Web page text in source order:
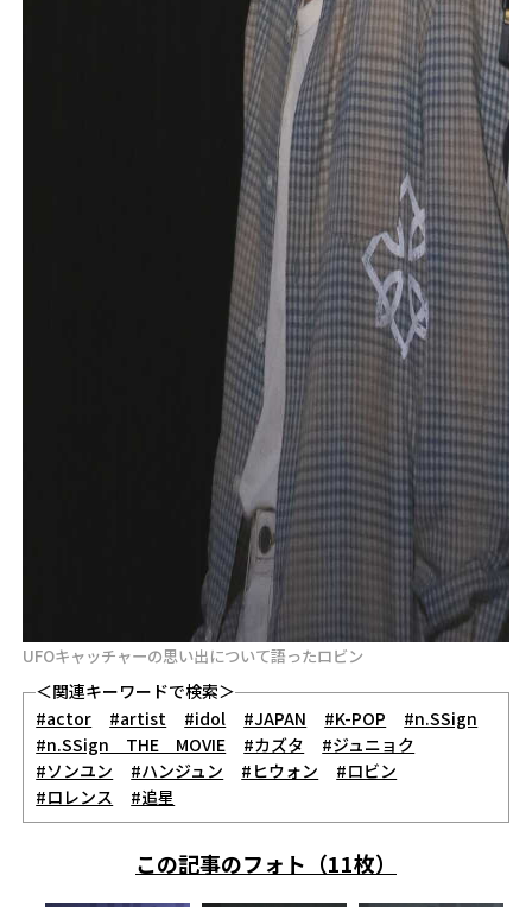
UFOキャッチャーの思い出について語ったロビン
＜関連キーワードで検索＞
#actor
#artist #idol #JAPAN #K-POP
#n.SSign
#n.SSign THE MOVIE
#カズタ
#ジュニョク
#ソンユン
#ハンジュン #ヒウォン
#ロビン
#ロレンス
#追星
この記事のフォト（11枚）